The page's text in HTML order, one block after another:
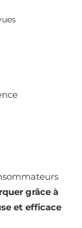
grâce à
et efficace